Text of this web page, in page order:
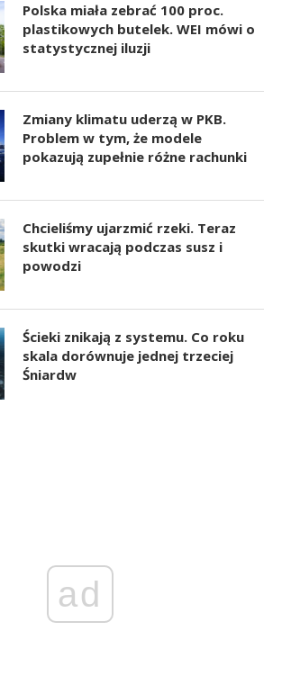
Polska miała zebrać 100 proc.
plastikowych butelek. WEI mówi o
statystycznej iluzji
Zmiany klimatu uderzą w PKB.
Problem w tym, że modele
pokazują zupełnie różne rachunki
Chcieliśmy ujarzmić rzeki. Teraz
skutki wracają podczas susz i
powodzi
Ścieki znikają z systemu. Co roku
skala dorównuje jednej trzeciej
Śniardw
ad